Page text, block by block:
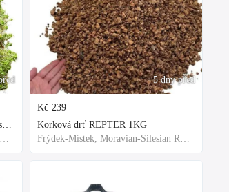
Rašeliník živý REPTER 1 balení - násada, TOP kvalita 30cm-30cm-8cm
Moravian-Silesian Region,Others
5 dny před
Kč 239
Korková drť REPTER 1KG
Frýdek-Místek, Moravian-Silesian Region,Others